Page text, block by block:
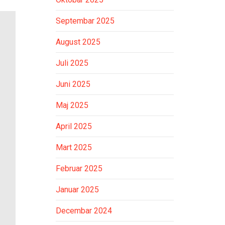
Septembar 2025
August 2025
Juli 2025
Juni 2025
Maj 2025
April 2025
Mart 2025
Februar 2025
Januar 2025
Decembar 2024